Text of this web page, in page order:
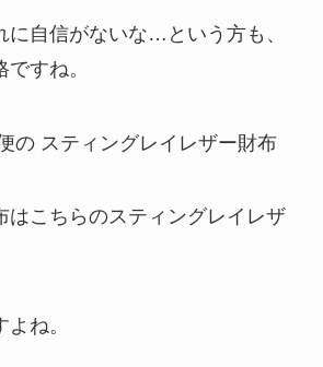
に自信がないな…という方も、
すね。
はこちらのスティングレイレザ
ね。